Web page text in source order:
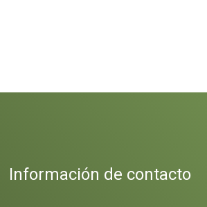
Información de contacto